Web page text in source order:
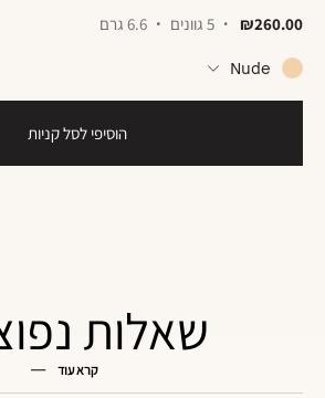
₪260.00 5 גוונים 6.6 גרם
Nude
הוסיפי לסל קניות
שאלות
קרא עוד